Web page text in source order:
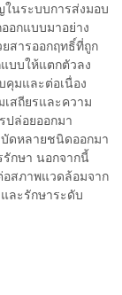
นระบบการส่งมอบ
อกแบบมาอย่าง
สารออกฤทธิ์ที่ถูก
บบให้แตกตัวลง
คุมและต่อเนื่อง
สถียรและความ
ปล่อยออกมา
ดหลายชนิดออกมา
กษา นอกจากนี้
อสภาพแวดล้อมจาก
ละรักษาระดับ